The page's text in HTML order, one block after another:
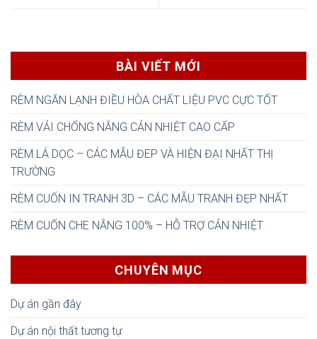
BÀI VIẾT MỚI
RÈM NGĂN LẠNH ĐIỀU HÒA CHẤT LIỆU PVC CỰC TỐT
RÈM VẢI CHỐNG NẮNG CẢN NHIỆT CAO CẤP
RÈM LÁ DỌC – CÁC MẪU ĐEP VÀ HIỆN ĐẠI NHẤT THỊ
TRƯỜNG
RÈM CUỐN IN TRANH 3D – CÁC MẪU TRANH ĐẸP NHẤT
RÈM CUỐN CHE NẮNG 100% – HỖ TRỢ CẢN NHIỆT
CHUYÊN MỤC
Dự án gần đây
Dự án nội thất tương tự